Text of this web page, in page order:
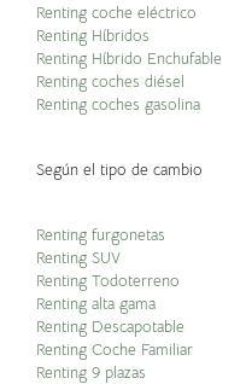
Renting coche eléctrico
Renting Híbridos
Renting Híbrido Enchufable
Renting coches diésel
Renting coches gasolina
Según el tipo de cambio
Renting furgonetas
Renting SUV
Renting Todoterreno
Renting alta gama
Renting Descapotable
Renting Coche Familiar
Renting 9 plazas